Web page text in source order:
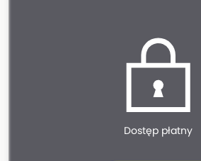
Dostęp płatny